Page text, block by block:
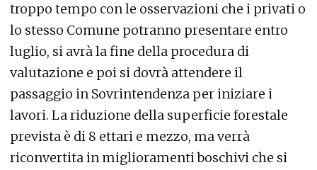
troppo tempo con le osservazioni che i privati o
lo stesso Comune potranno presentare entro
luglio, si avrà la fine della procedura di
valutazione e poi si dovrà attendere il
passaggio in Sovrintendenza per iniziare i
lavori. La riduzione della superficie forestale
prevista è di 8 ettari e mezzo, ma verrà
riconvertita in miglioramenti boschivi che si